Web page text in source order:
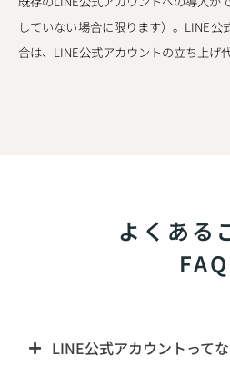
していない場合に限ります）。 LINE公
合は、LINE公式アカウントの立ち上げ
よくある
FAQ
LINE公式アカウントって